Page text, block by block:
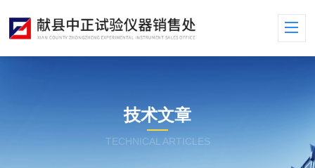
技术文章
TECHNICAL ARTICLES